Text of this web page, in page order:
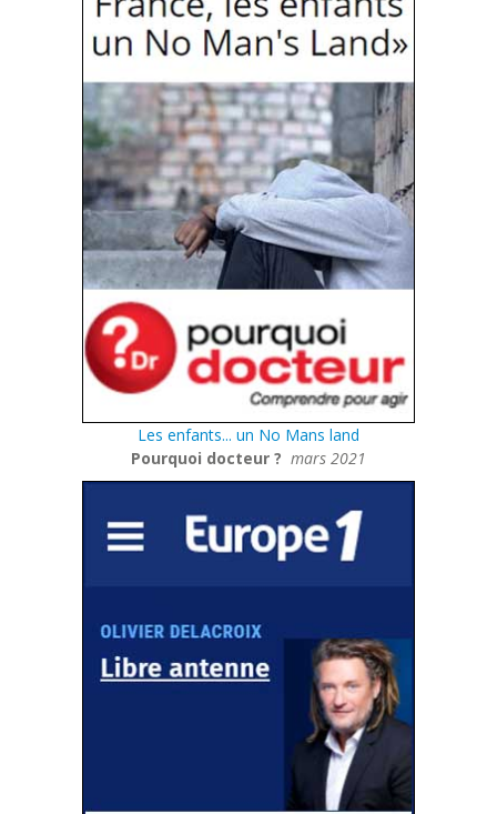
Les enfants... un No Mans land
Pourquoi docteur ? mars 2021